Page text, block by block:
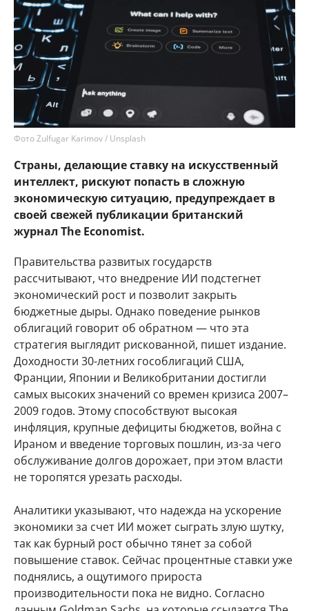
Фото Zulfugar Karimov / Unsplash
Страны, делающие ставку на искусственный
интеллект, рискуют попасть в сложную
экономическую ситуацию, предупреждает в
своей свежей публикации британский
журнал The Economist.
Правительства развитых государств
рассчитывают, что внедрение ИИ подстегнет
экономический рост и позволит закрыть
бюджетные дыры. Однако поведение рынков
облигаций говорит об обратном — что эта
стратегия выглядит рискованной, пишет издание.
Доходности 30-летних гособлигаций США,
Франции, Японии и Великобритании достигли
самых высоких значений со времен кризиса 2007–
2009 годов. Этому способствуют высокая
инфляция, крупные дефициты бюджетов, война с
Ираном и введение торговых пошлин, из-за чего
обслуживание долгов дорожает, при этом власти
не торопятся урезать расходы.
Аналитики указывают, что надежда на ускорение
экономики за счет ИИ может сыграть злую шутку,
так как бурный рост обычно тянет за собой
повышение ставок. Сейчас процентные ставки уже
поднялись, а ощутимого прироста
производительности пока не видно. Согласно